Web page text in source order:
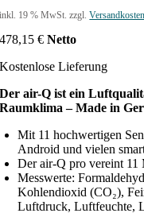
n
g
i
h
e
P
r
e
i
s
w
l
P
e
i
i
s
t
:
5
6
inkl. 19 % MwSt. zzgl.Versandkosten
478,15€ Netto
Kostenlose Lieferung
Der air-Q ist ein
Raumklima – Made in
Mit 11 hochwertigen
Android und vielen
Der air-Q pro vereint 11
Messwerte:
Kohlendioxid (CO₂),
Luftdruck, Luftfeuchte,